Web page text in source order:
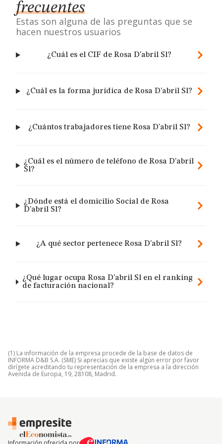
frecuentes
Estas son alguna de las preguntas que se
hacen nuestros usuarios
¿Cuál es el CIF de Rosa D'abril Sl?
¿Cuál es la forma jurídica de Rosa D'abril Sl?
¿Cuántos trabajadores tiene Rosa D'abril Sl?
¿Cuál es el número de teléfono de Rosa D'abril
Sl?
¿Dónde está el domicilio Social de Rosa
D'abril Sl?
¿A qué sector pertenece Rosa D'abril Sl?
¿Qué lugar ocupa Rosa D'abril Sl en el ranking
de facturación nacional?
(1) La información de la empresa procede de la base de datos de
INFORMA D&B S.A. (SME) Si aprecias que existe algún error por favor
dirígete acreditando tu representación de la empresa a la dirección
Avenida de Europa, 19, 28108, Madrid.